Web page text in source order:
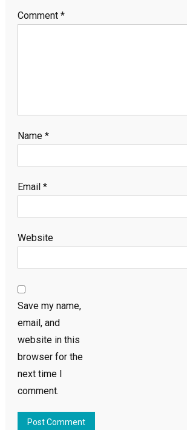
Comment *
Name *
Email *
Website
Save my name,
email, and
website in this
browser for the
next time I
comment.